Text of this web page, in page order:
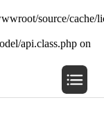
source/cache/
api.class.php on